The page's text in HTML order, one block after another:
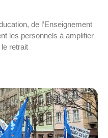
de l’Enseignement
les personnels à amplifier
retrait